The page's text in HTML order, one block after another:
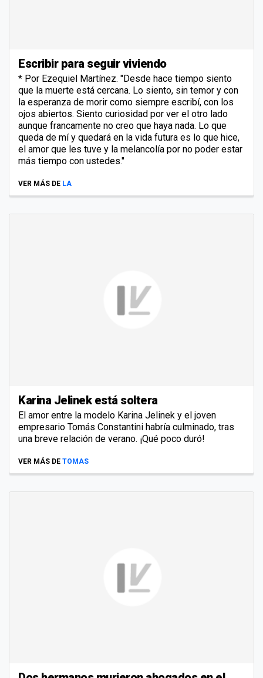
Escribir para seguir viviendo
* Por Ezequiel Martínez. "Desde hace tiempo siento
que la muerte está cercana. Lo siento, sin temor y con
la esperanza de morir como siempre escribí, con los
ojos abiertos. Siento curiosidad por ver el otro lado
aunque francamente no creo que haya nada. Lo que
queda de mí y quedará en la vida futura es lo que hice,
el amor que les tuve y la melancolía por no poder estar
más tiempo con ustedes."
VER MÁS DE LA
Karina Jelinek está soltera
El amor entre la modelo Karina Jelinek y el joven
empresario Tomás Constantini habría culminado, tras
una breve relación de verano. ¡Qué poco duró!
VER MÁS DE TOMAS